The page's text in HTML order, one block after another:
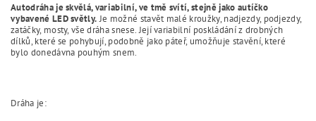
Autodráha je skvělá, variabilní, ve tmě svítí, stejně jako autíčko
vybavené LED světly.Je možné stavět malé kroužky, nadjezdy, podjezdy,
zatáčky, mosty, vše dráha snese. Její variabilní poskládání z drobných
dílků, které se pohybují, podobně jako páteř, umožňuje stavění, které
bylo donedávna pouhým snem.
Dráha je: